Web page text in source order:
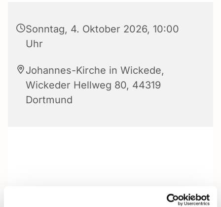
Sonntag, 4. Oktober 2026, 10:00
Uhr
Johannes-Kirche in Wickede,
Wickeder Hellweg 80, 44319
Dortmund